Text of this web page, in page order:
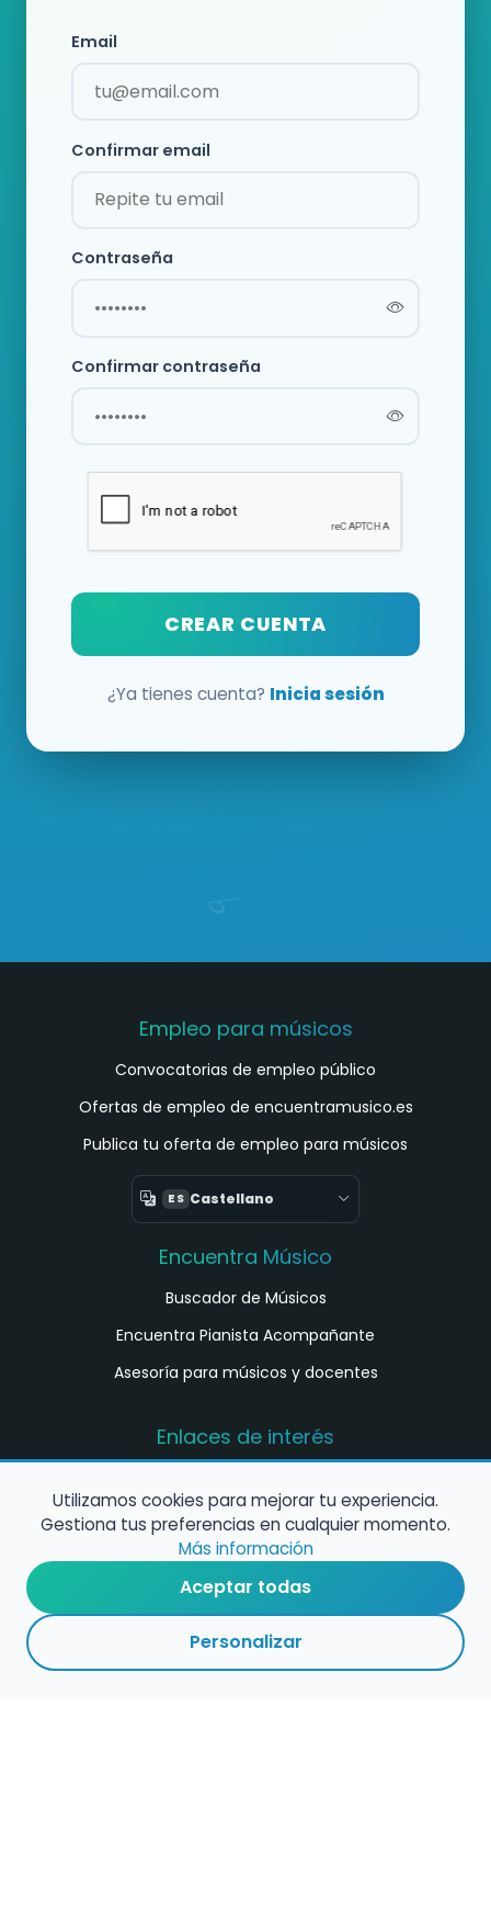
Email
Confirmar email
Contraseña
Confirmar contraseña
CREAR CUENTA
¿Ya tienes cuenta? Inicia sesión
Empleo para músicos
Convocatorias de empleo público
Ofertas de empleo de encuentramusico.es
Publica tu oferta de empleo para músicos
ES Castellano
Encuentra Músico
Buscador de Músicos
Encuentra Pianista Acompañante
Asesoría para músicos y docentes
Enlaces de interés
música en España
Configura alertas de empleo
Contacta con nosotros
Utilizamos cookies para mejorar tu experiencia.
Gestiona tus preferencias en cualquier momento.
Más información
Aceptar todas
Personalizar